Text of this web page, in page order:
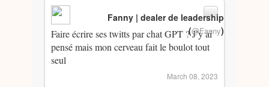
Faire écrire ses twitts par chat GPT ? J’y ai
pensé mais mon cerveau fait le boulot tout
seul
Fanny | dealer de leadership
(@Fanny)
March 08, 2023